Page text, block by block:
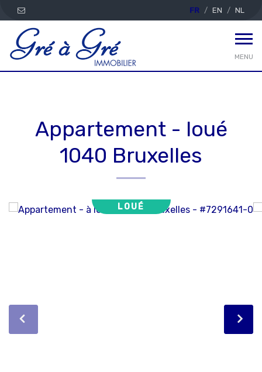
FR EN NL
MENU
Appartement - loué
1040 Bruxelles
LOUÉ